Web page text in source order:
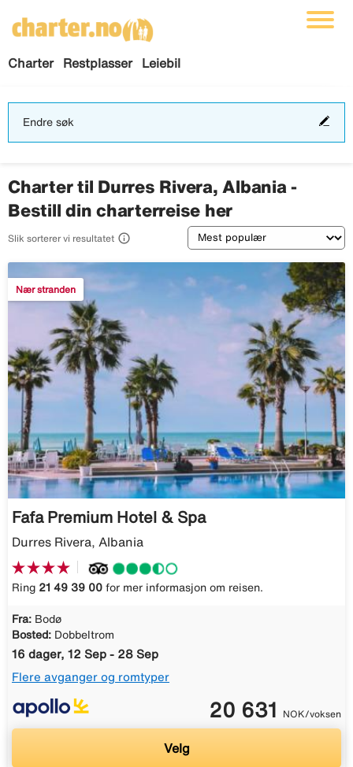
Charter Restplasser Leiebil
Endre søk
Charter til Durres Rivera, Albania -
Bestill din charterreise her
Slik sorterer vi resultatet  Sortering
Nær stranden
Fafa Premium Hotel & Spa
Durres Rivera, Albania
Ring 21 49 39 00 for mer informasjon om reisen.
Fra: Bodø
Bosted: Dobbeltrom
16 dager, 12 Sep - 28 Sep
Flere avganger og romtyper
20 631 NOK/voksen
Velg